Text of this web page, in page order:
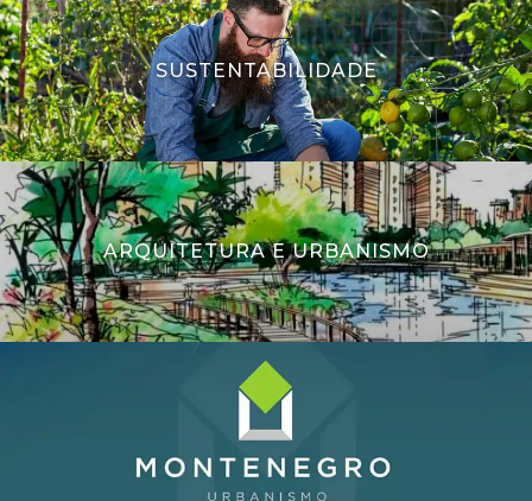
SUSTENTABILIDADE
ARQUITETURA E URBANISMO
Clique aqui